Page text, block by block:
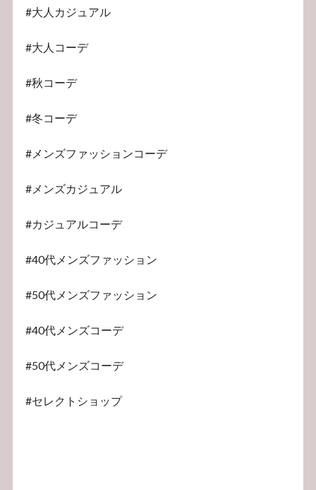
#大人カジュアル
#大人コーデ
#秋コーデ
#冬コーデ
#メンズファッションコーデ
#メンズカジュアル
#カジュアルコーデ
#40代メンズファッション
#50代メンズファッション
#40代メンズコーデ
#50代メンズコーデ
#セレクトショップ